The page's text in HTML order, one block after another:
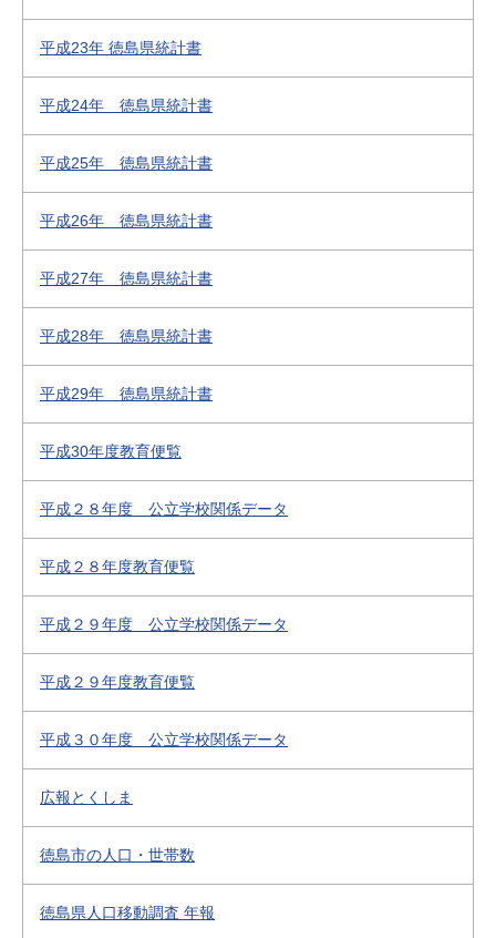
平成23年 徳島県統計書
平成24年 徳島県統計書
平成25年 徳島県統計書
平成26年 徳島県統計書
平成27年 徳島県統計書
平成28年 徳島県統計書
平成29年 徳島県統計書
平成30年度教育便覧
平成２８年度 公立学校関係データ
平成２８年度教育便覧
平成２９年度 公立学校関係データ
平成２９年度教育便覧
平成３０年度 公立学校関係データ
広報とくしま
徳島市の人口・世帯数
徳島県人口移動調査 年報